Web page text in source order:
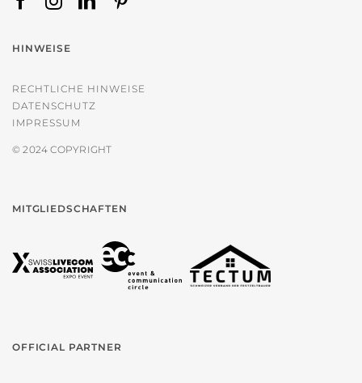
HINWEISE
RECHTLICHE HINWEISE
DATENSCHUTZ
IMPRESSUM
© 2024 COPYRIGHT
MITGLIEDSCHAFTEN
OFFICIAL PARTNER